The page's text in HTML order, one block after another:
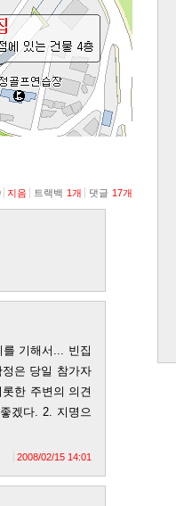
지음 트랙백 1개 댓글 17개
기해서... 빈집
은 당일 참가자
한 주변의 의견
겠다. 2. 지명으
2008/02/15 14:01